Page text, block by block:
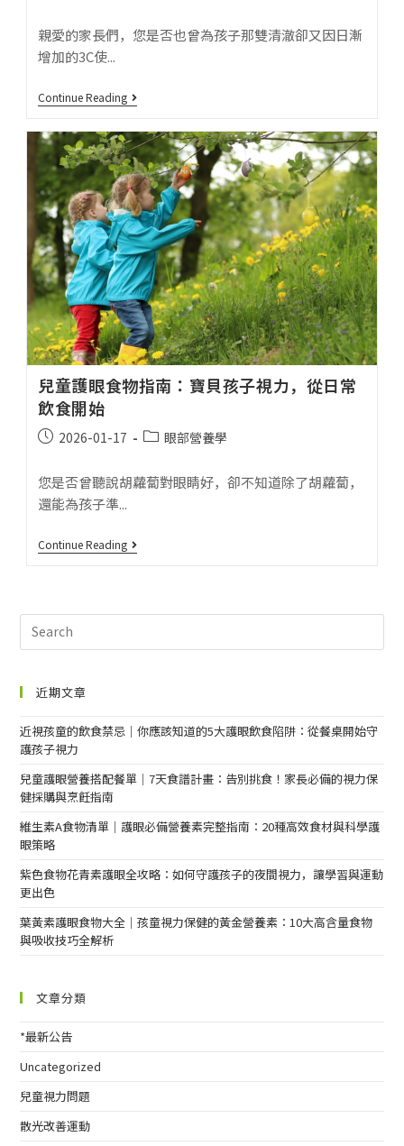
親愛的家長們，您是否也曾為孩子那雙清澈卻又因日漸
增加的3C使...
Continue Reading
兒童護眼食物指南：寶貝孩子視力，從日常
飲食開始
2026-01-17 眼部營養學
您是否曾聽說胡蘿蔔對眼睛好，卻不知道除了胡蘿蔔，
還能為孩子準...
Continue Reading
近期文章
近視孩童的飲食禁忌｜你應該知道的5大護眼飲食陷阱：從餐桌開始守
護孩子視力
兒童護眼營養搭配餐單｜7天食譜計畫：告別挑食！家長必備的視力保
健採購與烹飪指南
維生素A食物清單｜護眼必備營養素完整指南：20種高效食材與科學護
眼策略
紫色食物花青素護眼全攻略：如何守護孩子的夜間視力，讓學習與運動
更出色
葉黃素護眼食物大全｜孩童視力保健的黃金營養素：10大高含量食物
與吸收技巧全解析
文章分類
*最新公告
Uncategorized
兒童視力問題
散光改善運動